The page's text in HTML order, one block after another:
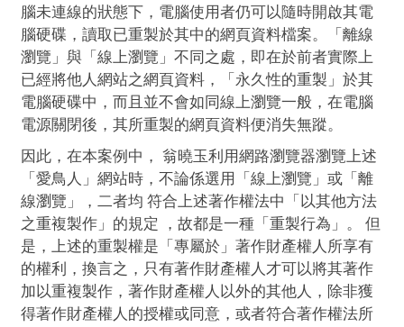
腦未連線的狀態下，電腦使用者仍可以隨時開啟其電
腦硬碟，讀取已重製於其中的網頁資料檔案。「離線
瀏覽」與「線上瀏覽」不同之處，即在於前者實際上
已經將他人網站之網頁資料，「永久性的重製」於其
電腦硬碟中，而且並不會如同線上瀏覽一般，在電腦
電源關閉後，其所重製的網頁資料便消失無蹤。
因此，在本案例中， 翁曉玉利用網路瀏覽器瀏覽上述
「愛鳥人」網站時，不論係選用「線上瀏覽」或「離
線瀏覽」，二者均 符合上述著作權法中「以其他方法
之重複製作」的規定 ，故都是一種「重製行為」。 但
是，上述的重製權是「專屬於」著作財產權人所享有
的權利，換言之，只有著作財產權人才可以將其著作
加以重複製作，著作財產權人以外的其他人，除非獲
得著作財產權人的授權或同意，或者符合著作權法所